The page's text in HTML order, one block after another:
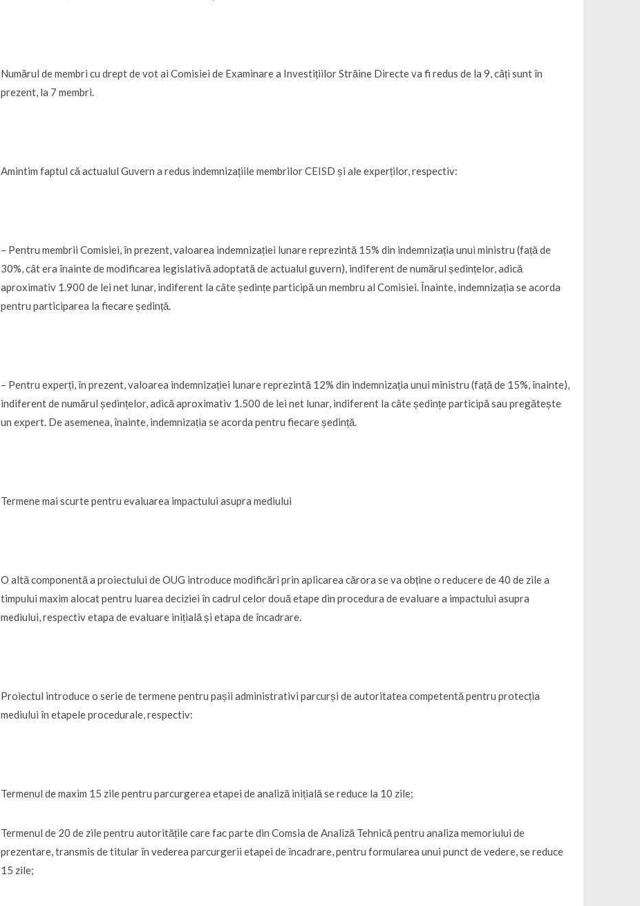
Numărul de membri cu drept de vot ai Comisiei de Examinare a Investițiilor Străine Directe va fi redus de la 9, câți sunt în
prezent, la 7 membri.
Amintim faptul că actualul Guvern a redus indemnizațiile membrilor CEISD și ale experților, respectiv:
– Pentru membrii Comisiei, în prezent, valoarea indemnizației lunare reprezintă 15% din indemnizația unui ministru (față de
30%, cât era înainte de modificarea legislativă adoptată de actualul guvern), indiferent de numărul ședințelor, adică
aproximativ 1.900 de lei net lunar, indiferent la câte ședințe participă un membru al Comisiei. Înainte, indemnizația se acorda
pentru participarea la fiecare ședință.
– Pentru experți, în prezent, valoarea indemnizației lunare reprezintă 12% din indemnizația unui ministru (față de 15%, înainte),
indiferent de numărul ședințelor, adică aproximativ 1.500 de lei net lunar, indiferent la câte ședințe participă sau pregătește
un expert. De asemenea, înainte, indemnizația se acorda pentru fiecare ședință.
Termene mai scurte pentru evaluarea impactului asupra mediului
O altă componentă a proiectului de OUG introduce modificări prin aplicarea cărora se va obține o reducere de 40 de zile a
timpului maxim alocat pentru luarea deciziei în cadrul celor două etape din procedura de evaluare a impactului asupra
mediului, respectiv etapa de evaluare inițială și etapa de încadrare.
Proiectul introduce o serie de termene pentru pașii administrativi parcurși de autoritatea competentă pentru protecția
mediului în etapele procedurale, respectiv:
Termenul de maxim 15 zile pentru parcurgerea etapei de analiză inițială se reduce la 10 zile;
Termenul de 20 de zile pentru autoritățile care fac parte din Comsia de Analiză Tehnică pentru analiza memoriului de
prezentare, transmis de titular în vederea parcurgerii etapei de încadrare, pentru formularea unui punct de vedere, se reduce
15 zile;